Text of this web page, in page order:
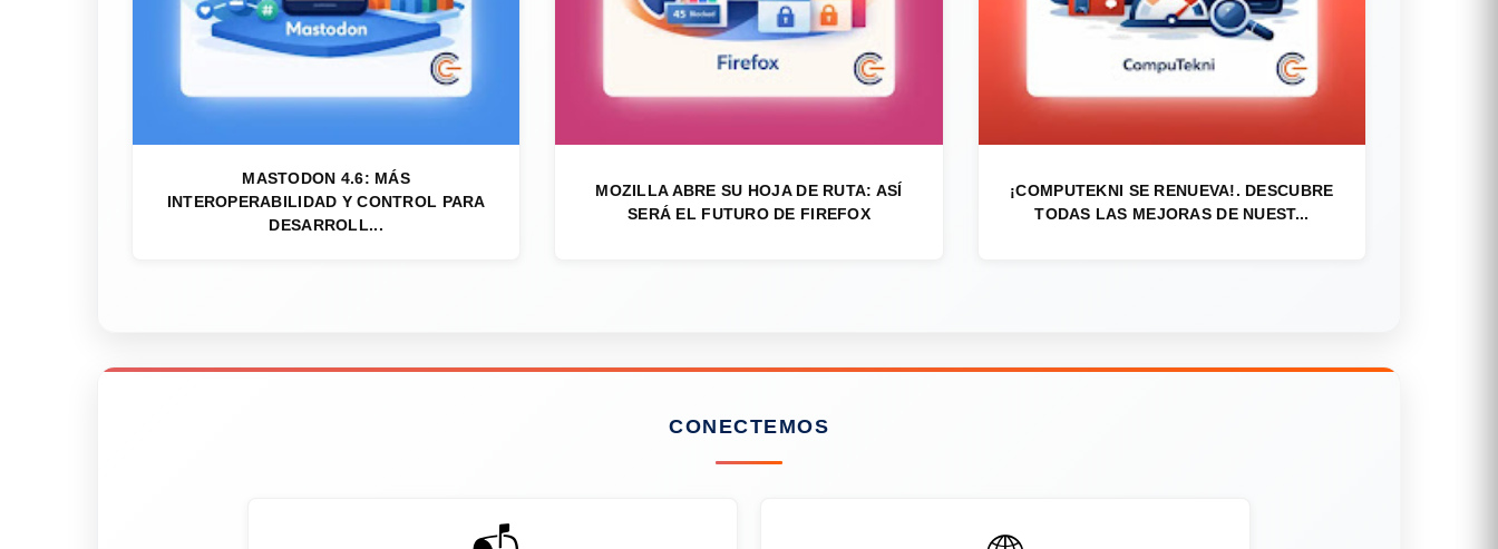
MASTODON 4.6: MÁS
INTEROPERABILIDAD Y CONTROL PARA
DESARROLL...
MOZILLA ABRE SU HOJA DE RUTA: ASÍ
SERÁ EL FUTURO DE FIREFOX
¡COMPUTEKNI SE RENUEVA!. DESCUBRE
TODAS LAS MEJORAS DE NUEST...
CONECTEMOS